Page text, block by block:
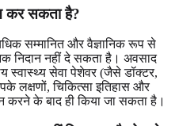
कर सकता है?
सम्मानित और वैज्ञानिक रूप से
निदान नहीं दे सकता है। अवसाद
स्वास्थ्य सेवा पेशेवर (जैसे डॉक्टर,
लक्षणों, चिकित्सा इतिहास और
करने के बाद ही किया जा सकता है।